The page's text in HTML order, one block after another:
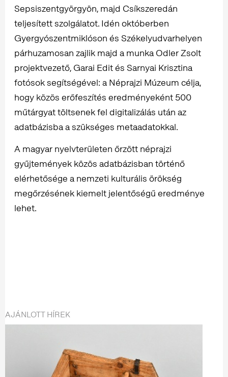
Sepsiszentgyörgyön, majd Csíkszeredán
teljesített szolgálatot. Idén októberben
Gyergyószentmiklóson és Székelyudvarhelyen
párhuzamosan zajlik majd a munka Odler Zsolt
projektvezető, Garai Edit és Sarnyai Krisztina
fotósok segítségével: a Néprajzi Múzeum célja,
hogy közös erőfeszítés eredményeként 500
műtárgyat töltsenek fel digitalizálás után az
adatbázisba a szükséges metaadatokkal.
A magyar nyelvterületen őrzött néprajzi
gyűjtemények közös adatbázisban történő
elérhetősége a nemzeti kulturális örökség
megőrzésének kiemelt jelentőségű eredménye
lehet.
AJÁNLOTT HÍREK